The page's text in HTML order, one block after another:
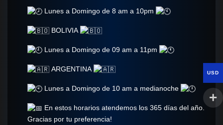
Lunes a Domingo de 8 am a 10pm
BOLIVIA
Lunes a Domingo de 09 am a 11pm
ARGENTINA
Lunes a Domingo de 10 am a medianoche
En estos horarios atendemos los 365 días del año.
Gracias por tu preferencia!
USD